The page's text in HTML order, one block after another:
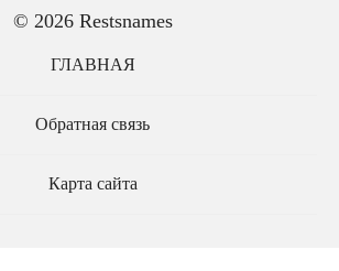
© 2026 Restsnames
ГЛАВНАЯ
Обратная связь
Карта сайта